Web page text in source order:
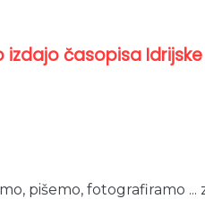
izdajo časopisa
pišemo, fotografiramo ...